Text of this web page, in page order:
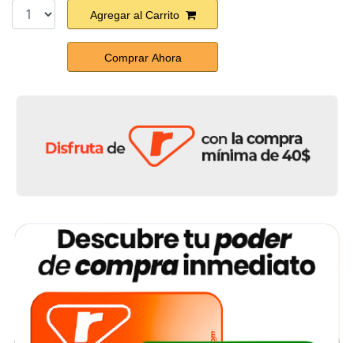
Agregar al Carrito
Comprar Ahora